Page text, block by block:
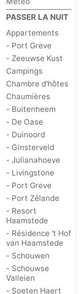
PASSER LA NUIT
Appartements
- Port Greve
- Zeeuwse Kust
Campings
Chambre d'hôtes
Chaumières
- Buitenheem
- De Oase
- Duinoord
- Ginsterveld
- Julianahoeve
- Livingstone
- Port Greve
- Port Zélande
- Resort
Haamstede
- Résidence 't Hof
van Haamstede
- Schouwen
- Schouwse
Valleien
- Soeten Haert